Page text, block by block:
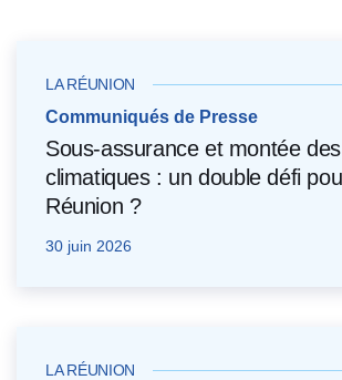
LA RÉUNION
Communiqués de Presse
Sous-assurance et montée
climatiques : un double défi
Réunion ?
30 juin 2026
LA RÉUNION